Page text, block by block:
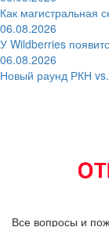
Как магистральная
06.08.2026
У Wildberries
06.08.2026
Новый раунд РКН
Все вопросы и